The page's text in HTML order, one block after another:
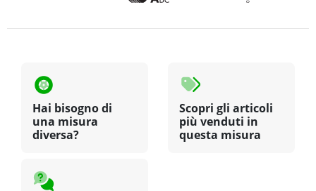
Hai bisogno di
una misura
diversa?
Scopri gli articoli
più venduti in
questa misura